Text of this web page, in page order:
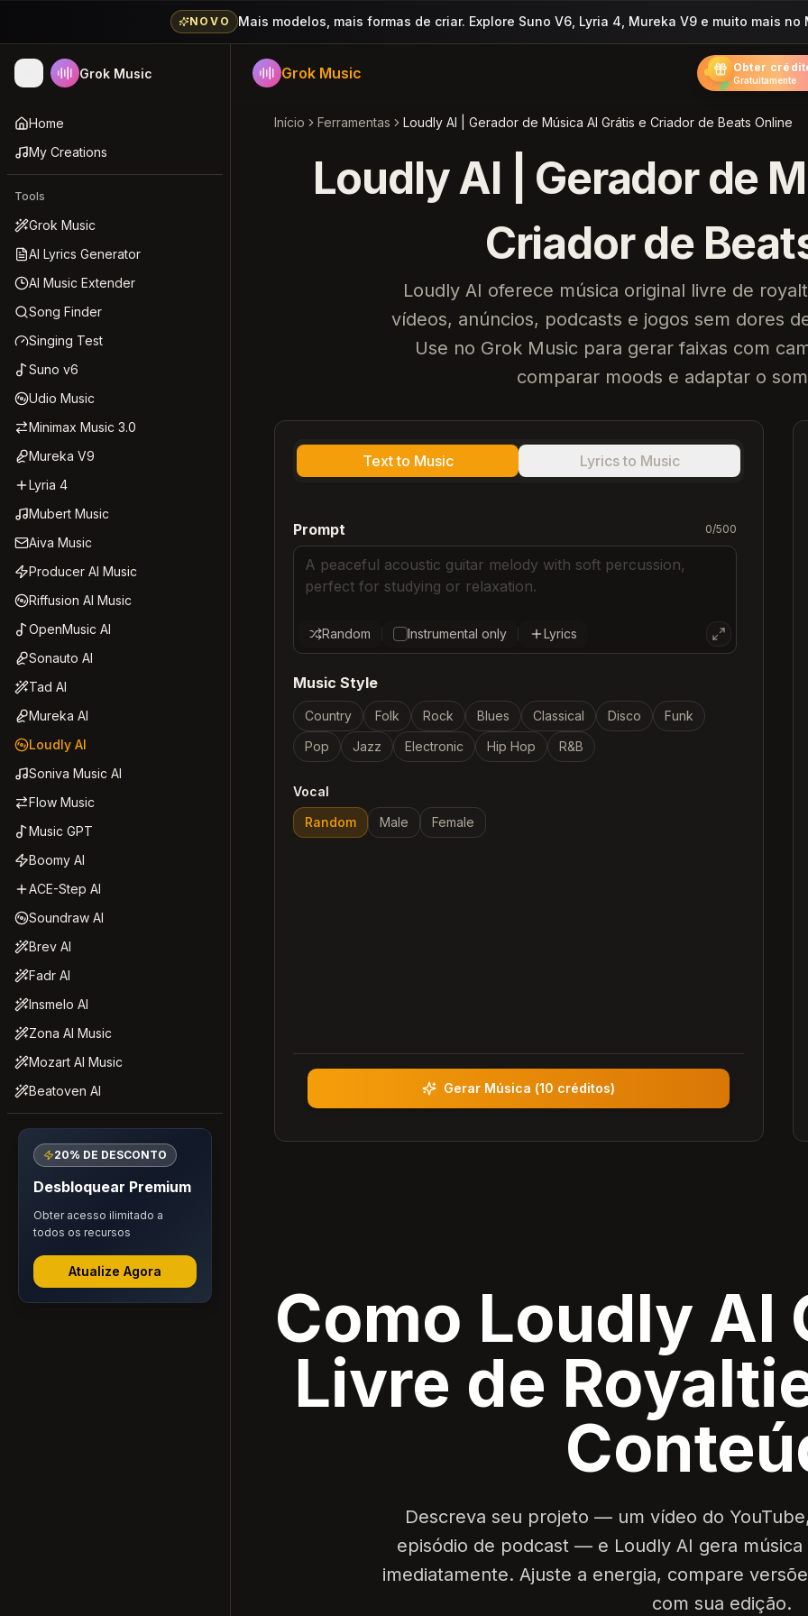
NOVO Mais modelos, mais formas de criar. Explore Suno V6, Lyria 4, Mureka V9 e muito mais no
Grok Music
Home
My Creations
Tools
Grok Music
AI Lyrics Generator
AI Music Extender
Song Finder
Singing Test
Suno v6
Udio Music
Minimax Music 3.0
Mureka V9
Lyria 4
Mubert Music
Aiva Music
Producer AI Music
Riffusion AI Music
OpenMusic AI
Sonauto AI
Tad AI
Mureka AI
Loudly AI
Soniva Music AI
Flow Music
Music GPT
Boomy AI
ACE-Step AI
Soundraw AI
Brev AI
Fadr AI
Insmelo AI
Zona AI Music
Mozart AI Music
Beatoven AI
20% DE DESCONTO
Desbloquear Premium
Obter acesso ilimitado a
todos os recursos
Atualize Agora
Grok Music Obter
Gratuitamente
Início Ferramentas Loudly AI | Gerador de Música AI Grátis e Criador de Beats Online
Loudly AI | Gerador de
Criador de
Loudly AI oferece música original livre de
vídeos, anúncios, podcasts e jogos sem dores
Use no Grok Music para gerar faixas com
comparar moods e adaptar o
Text to Music Lyrics to Music
Prompt 0/500
Random Instrumental only Lyrics
Music Style
Country Folk Rock Blues Classical Disco
Funk
Pop
Jazz Electronic Hip Hop R&B
Vocal
Random
Male Female
Gerar Música (10 créditos)
Como Loudly AI
Livre de
Descreva seu projeto — um vídeo do
episódio de podcast — e Loudly AI gera
imediatamente. Ajuste a energia, compare
com sua edição.